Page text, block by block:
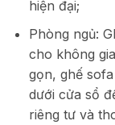
hiện đại;
Phòng ngủ:
cho không
gọn, ghế
dưới cửa sổ
riêng tư và